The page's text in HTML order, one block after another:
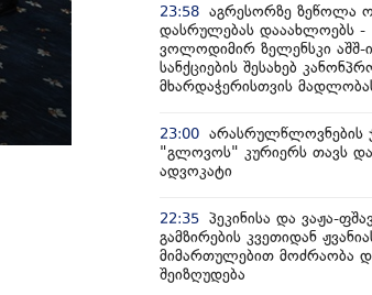
23:58 აგრესორზე ზეწოლა
დასრულებას დააახლოებს -
ვოლოდიმირ ზელენსკი აშშ-
სანქციების შესახებ
მხარდაჭერისთვის
23:00 არასრულწლოვნების
"გლოვოს" კურიერს თავს
ადვოკატი
22:35 პეკინისა და ვაჟა-
გამზირების კვეთიდან
მიმართულებით მოძრაობა
შეიზღუდება